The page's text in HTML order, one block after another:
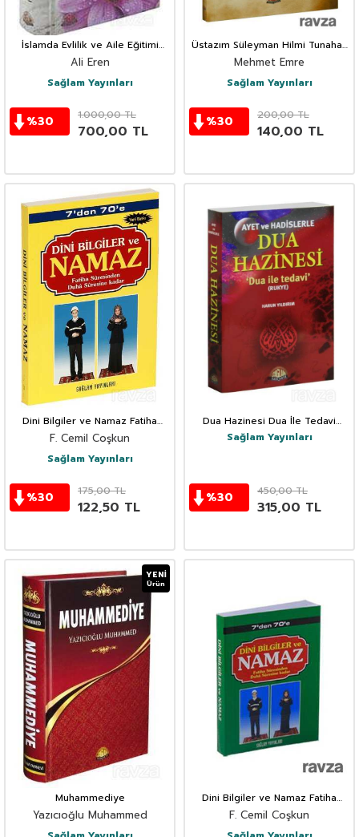
İslamda Evlilik ve Aile Eğitimi
(İthal - Ciltli)
Ali Eren
Sağlam Yayınları
%30 1.000,00TL
700,00 TL
Üstazım Süleyman Hilmi Tunahan
(Kuddise Sirruh) ve Hatıralarım
Mehmet Emre
Sağlam Yayınları
%30 200,00TL
140,00 TL
Dini Bilgiler ve Namaz Fatiha
Suresinden Duha Suresine Kadar
(Kod:001)
F. Cemil Coşkun
Sağlam Yayınları
%30 175,00TL
122,50 TL
Dua Hazinesi Dua İle Tedavi
Rukye
Sağlam Yayınları
%30 450,00TL
315,00 TL
YENI
Ürün
Muhammediye
Yazıcıoğlu Muhammed
Dini Bilgiler ve Namaz Fatiha
Suresinden Duha Suresine Kadar
(Kod: 003)
F. Cemil Coşkun